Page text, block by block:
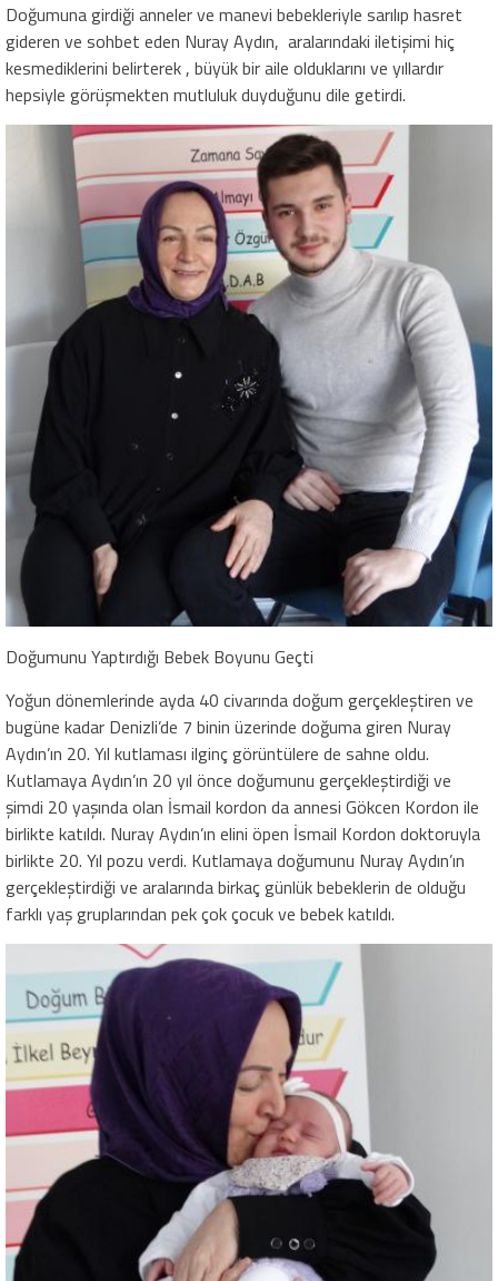
Doğumuna girdiği anneler ve manevi bebekleriyle sarılıp hasret
gideren ve sohbet eden Nuray Aydın, aralarındaki iletişimi hiç
kesmediklerini belirterek , büyük bir aile olduklarını ve yıllardır
hepsiyle görüşmekten mutluluk duyduğunu dile getirdi.
Doğumunu Yaptırdığı Bebek Boyunu Geçti
Yoğun dönemlerinde ayda 40 civarında doğum gerçekleştiren ve
bugüne kadar Denizli’de 7 binin üzerinde doğuma giren Nuray
Aydın’ın 20. Yıl kutlaması ilginç görüntülere de sahne oldu.
Kutlamaya Aydın’ın 20 yıl önce doğumunu gerçekleştirdiği ve
şimdi 20 yaşında olan İsmail kordon da annesi Gökcen Kordon ile
birlikte katıldı. Nuray Aydın’ın elini öpen İsmail Kordon doktoruyla
birlikte 20. Yıl pozu verdi. Kutlamaya doğumunu Nuray Aydın’ın
gerçekleştirdiği ve aralarında birkaç günlük bebeklerin de olduğu
farklı yaş gruplarından pek çok çocuk ve bebek katıldı.